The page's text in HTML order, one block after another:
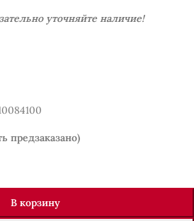
уточняйте наличие!
предзаказано)
В корзину